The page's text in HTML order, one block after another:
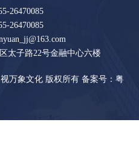
26470085
26470085
太子路22号金融中心六楼
视万象文化 版权所有备案号：粤